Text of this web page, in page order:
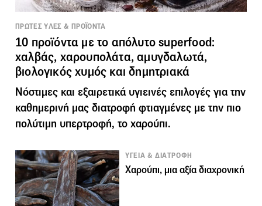
ΠΡΩΤΕΣ ΥΛΕΣ & ΠΡΟΪΟΝΤΑ
10 προϊόντα με το απόλυτο superfood:
χαλβάς, χαρουπολάτα, αμυγδαλωτά,
βιολογικός χυμός και δημητριακά
Νόστιμες και εξαιρετικά υγιεινές επιλογές για την
καθημερινή μας διατροφή φτιαγμένες με την πιο
πολύτιμη υπερτροφή, το χαρούπι.
ΥΓΕΙΑ & ΔΙΑΤΡΟΦΗ
Χαρούπι, μια αξία διαχρονική